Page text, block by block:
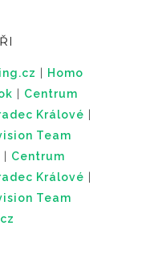
Homo
Centrum
Králové
Team
Centrum
Králové
Team